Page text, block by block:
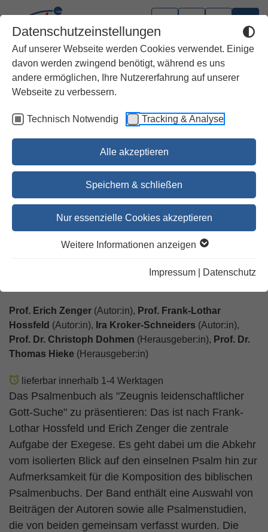
Datenschutzeinstellungen
Auf unserer Webseite werden Cookies verwendet. Einige
davon werden zwingend benötigt, während es uns
andere ermöglichen, Ihre Nutzererfahrung auf unserer
Webseite zu verbessern.
Technisch Notwendig Tracking & Analyse
Alle akzeptieren
Speichern & schließen
Nur essenzielle Cookies akzeptieren
Weitere Informationen anzeigen
Impressum Datenschutz
Neigt euer Ohr den Worten
Prof. Erich Zenger (Autor:in), Prof. Frank-Lothar
Hossfeld (Autor:in), Ira Kroker-Schneiders (Autor:in),
Prof. Dr. Christoph Dohmen (Herausgeber:in), Prof. Dr.
Thomas Hieke (Herausgeber:in)
lieferbar innerhalb 1-4 Werktagen
Das Psalmenbuch als "Zeugnis leidenschaftlicher
Gott-Suche" zu präsentieren: Das ist nach Frank-
Lothar Hossfeld und Erich Zenger die zentrale
Aufgabe der Exegese. Es geht dabei um die Abkehr
vom isolierten Blick auf den einselnen Psalm hin zur
Aufmerksamkeit für die Komposition des biblischen
Psalmenbuchs. Der Band enthält eine Auswahl von
Beiträgen der Autoren sowie alle Psalmenstudien,
die von beiden gemeinsam verfasst wurden. Die